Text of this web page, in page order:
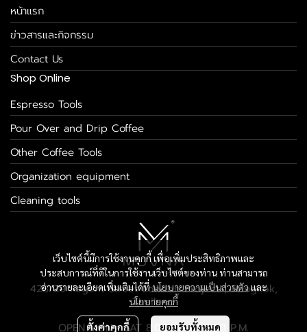
เว็บไซต์นี้มีการใช้งานคุกกี้ เพื่อเพิ่มประสิทธิภาพและ
ประสบการณ์ที่ดีในการใช้งานเว็บไซต์ของท่าน ท่านสามารถ
อ่านรายละเอียดเพิ่มเติมได้ที่นโยบายความเป็นส่วนตัวและ
นโยบายคุกกี้
ตั้งค่าคุกกี้ ยอมรับทั้งหมด
หน้าแรก
ข่าวสารและกิจกรรม
Contact Us
Shop Online
Espresso Tools
Pour Over and Drip Coffee
Other Coffee Tools
Organization equipment
Cleaning tools
428/29 Regent Street London Project , Bangkok,
Thailand
OPEN MON - SAT 8:00 A.M. - 5:00 P.M.